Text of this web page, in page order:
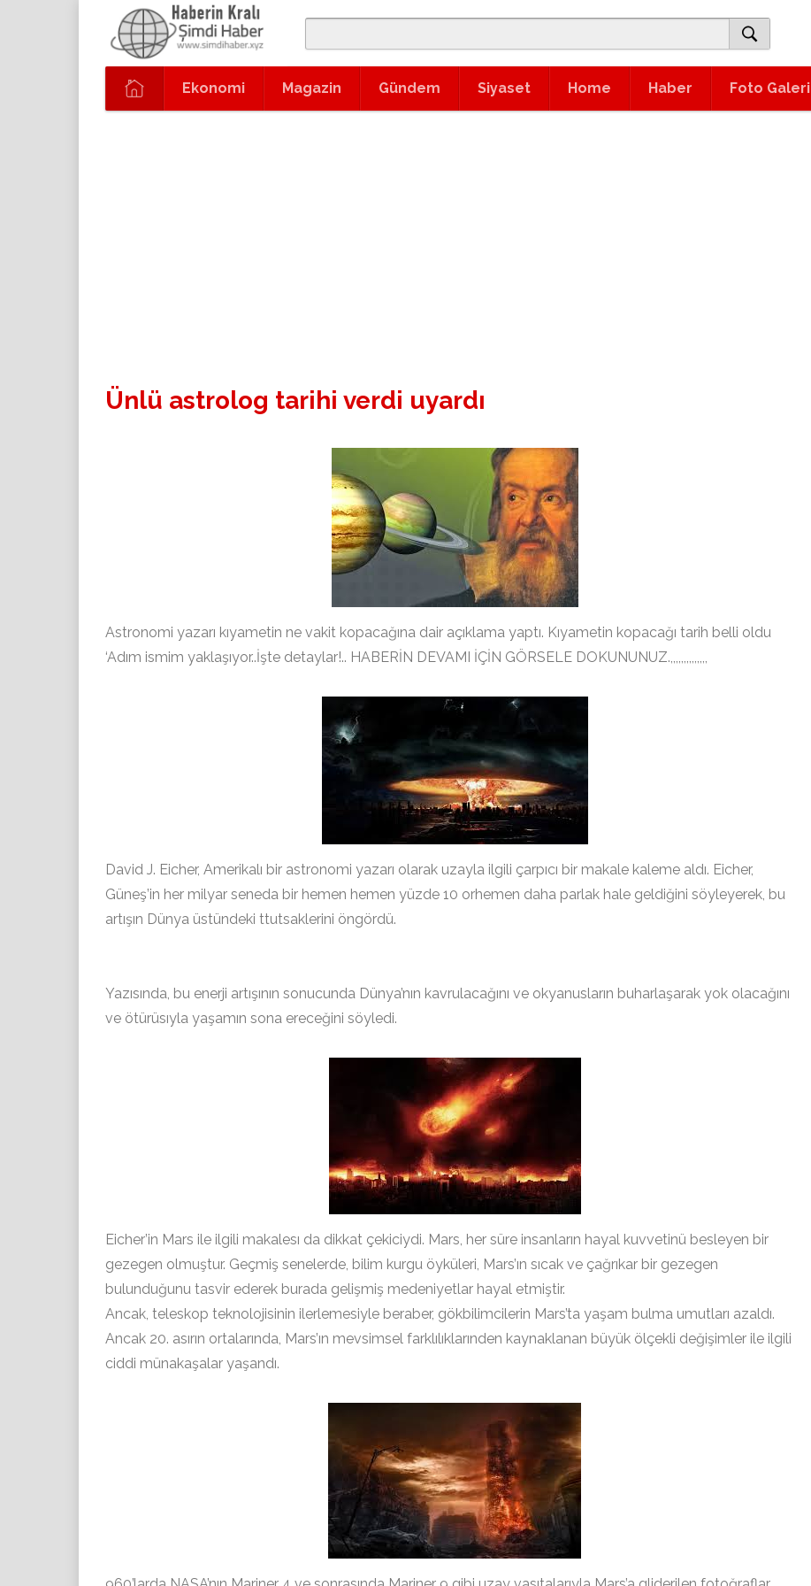
Ekonomi Magazin Gündem Siyaset Home Haber Foto Galeri
Ünlü astrolog tarihi verdi uyardı
Astronomi yazarı kıyametin ne vakit kopacağına dair açıklama yaptı. Kıyametin kopacağı tarih belli oldu
‘Adım ismim yaklaşıyor..İşte detaylar!.. HABERİN DEVAMI İÇİN GÖRSELE DOKUNUNUZ.,,,,,,,,,,,,,,
David J. Eicher, Amerikalı bir astronomi yazarı olarak uzayla ilgili çarpıcı bir makale kaleme aldı. Eicher,
Güneş’in her milyar seneda bir hemen hemen yüzde 10 orhemen daha parlak hale geldiğini söyleyerek, bu
artışın Dünya üstündeki ttutsaklerini öngördü.
Yazısında, bu enerji artışının sonucunda Dünya’nın kavrulacağını ve okyanusların buharlaşarak yok olacağını
ve ötürüsıyla yaşamın sona ereceğini söyledi.
Eicher’in Mars ile ilgili makalesı da dikkat çekiciydi. Mars, her süre insanların hayal kuvvetinü besleyen bir
gezegen olmuştur. Geçmiş senelerde, bilim kurgu öyküleri, Mars’ın sıcak ve çağrıkar bir gezegen
bulunduğunu tasvir ederek burada gelişmiş medeniyetlar hayal etmiştir.
Ancak, teleskop teknolojisinin ilerlemesiyle beraber, gökbilimcilerin Mars’ta yaşam bulma umutları azaldı.
Ancak 20. asırın ortalarında, Mars’ın mevsimsel farklılıklarınden kaynaklanan büyük ölçekli değişimler ile ilgili
ciddi münakaşalar yaşandı.